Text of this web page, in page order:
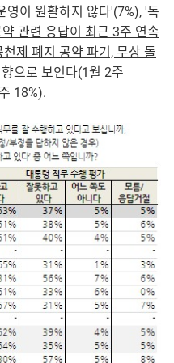
영이 원활하지 않다'(7%), '독
관련 응답이 최근 3주 연속
제 폐지 공약 파기, 무상 돌
으로 보인다(1월 2주
18%).